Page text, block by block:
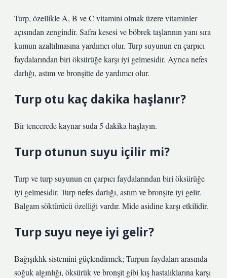
Turp, özellikle A, B ve C vitamini olmak üzere vitaminler
açısından zengindir. Safra kesesi ve böbrek taşlarının yanı sıra
kumun azaltılmasına yardımcı olur. Turp suyunun en çarpıcı
faydalarından biri öksürüğe karşı iyi gelmesidir. Ayrıca nefes
darlığı, astım ve bronşitte de yardımcı olur.
Turp otu kaç dakika haşlanır?
Bir tencerede kaynar suda 5 dakika haşlayın.
Turp otunun suyu içilir mi?
Turp ve turp suyunun en çarpıcı faydalarından biri öksürüğe
iyi gelmesidir. Turp nefes darlığı, astım ve bronşite iyi gelir.
Balgam söktürücü özelliği vardır. Mide asidine karşı etkilidir.
Turp suyu neye iyi gelir?
Bağışıklık sistemini güçlendirmek; Turpun faydaları arasında
soğuk algınlığı, öksürük ve bronşit gibi kış hastalıklarına karşı